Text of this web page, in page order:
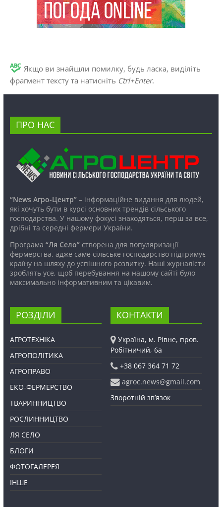
Якщо ви знайшли помилку, будь ласка, виділіть
фрагмент тексту та натисніть Ctrl+Enter.
ПРО НАС
“News Агро-Центр”– інформаційне видання для людей,
які хочуть бути в курсі основних трендів сільського
господарства. У нашому фокусі знаходяться, перш за все,
дрібні та середні фермери України.
Програма “Ля Село”створена для популяризації
фермерства, адже саме сільське господарство підтримує
країну на шляху до успішного розвитку. Наші журналісти
зроблять усе, щоб перебування на нашому сайті було
максимально інформативним та цікавим.
РОЗДІЛИ
АГРОТЕХНІКА
АГРОПОЛІТИКА
АГРОПРАВО
ЕКО-ФЕРМЕРСТВО
ТВАРИННИЦТВО
РОСЛИННИЦТВО
ЛЯ СЕЛО
БЛОГИ
ФОТОГАЛЕРЕЯ
ІНШЕ
КОНТАКТИ
Україна, м. Рівне, пров.
Робітничий, 6а
+38 067 364 71 72
agroc.news@gmail.com
Зворотній зв’язок